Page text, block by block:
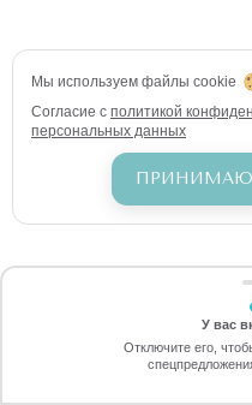
Позвоните
Мы используем файлы cookie
Согласие с политикой
персональных данных
ПРИНИМАЮ
У вас
Отключите его,